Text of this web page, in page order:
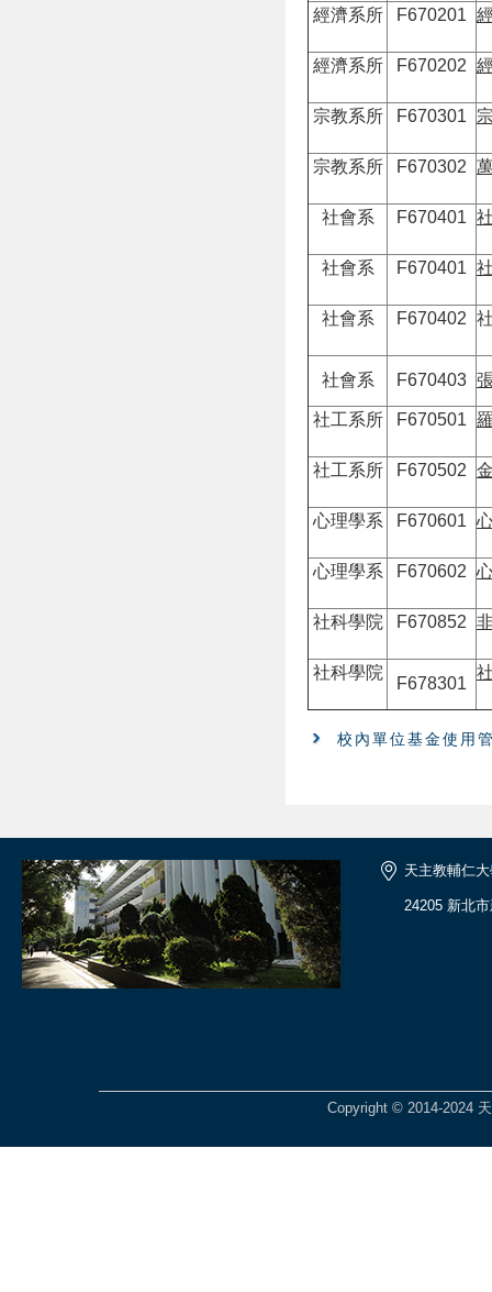
經濟系所 F670201
經濟系所 F670202
宗教系所 F670301
宗教系所 F670302
社會系 F670401
社會系 F670401
社會系 F670402
社會系 F670403
社工系所 F670501
社工系所 F670502
心理學系 F670601
心理學系 F670602
社科學院 F670852
社科學院
F678301
校內單位基金使用
天主教輔仁
24205 新北
Copyright © 2014-2024